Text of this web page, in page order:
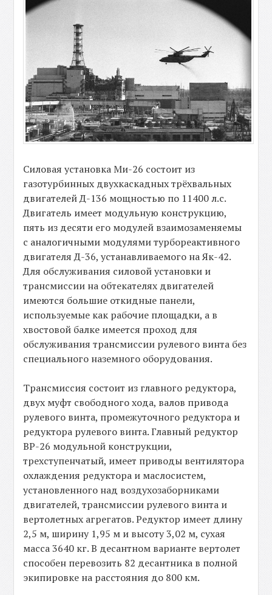
Силовая установка Ми-26 состоит из
газотурбинных двухкаскадных трёхвальных
двигателей Д-136 мощностью по 11400 л.с.
Двигатель имеет модульную конструкцию,
пять из десяти его модулей взаимозаменяемы
с аналогичными модулями турбореактивного
двигателя Д-36, устанавливаемого на Як-42.
Для обслуживания силовой установки и
трансмиссии на обтекателях двигателей
имеются большие откидные панели,
используемые как рабочие площадки, а в
хвостовой балке имеется проход для
обслуживания трансмиссии рулевого винта без
специального наземного оборудования.
Трансмиссия состоит из главного редуктора,
двух муфт свободного хода, валов привода
рулевого винта, промежуточного редуктора и
редуктора рулевого винта. Главный редуктор
ВР-26 модульной конструкции,
трехступенчатый, имеет приводы вентилятора
охлаждения редуктора и маслосистем,
установленного над воздухозаборниками
двигателей, трансмиссии рулевого винта и
вертолетных агрегатов. Редуктор имеет длину
2,5 м, ширину 1,95 м и высоту 3,02 м, сухая
масса 3640 кг. В десантном варианте вертолет
способен перевозить 82 десантника в полной
экипировке на расстояния до 800 км.